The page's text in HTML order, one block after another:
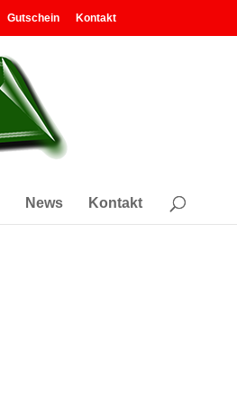
Gutschein Kontakt
News Kontakt